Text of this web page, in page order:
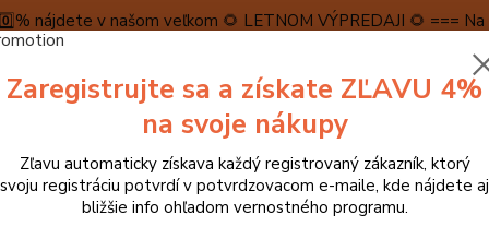
nájdete v našom veľkom 🌻 LETNOM VÝPREDAJI 🌻 ===
máme teraz pripravené špeciálne zľavy až do výšky 1️⃣5️⃣%
A PLATBA RECENZIE 👉VRÁTENIE TOVARU👈
Hľadať
(Po-
Zaregistrujte sa a získate ZĽAVU 4%
na svoje nákupy
Zľavu automaticky získava každý registrovaný zákazník, ktorý
svoju registráciu potvrdí v potvrdzovacom e-maile, kde nájdete aj
bližšie info ohľadom vernostného programu.